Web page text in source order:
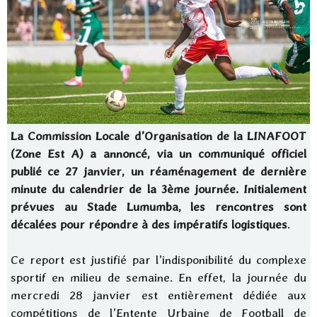
La Commission Locale d’Organisation de la LINAFOOT
(Zone Est A) a annoncé, via un communiqué officiel
publié ce 27 janvier, un réaménagement de dernière
minute du calendrier de la 3ème journée. Initialement
prévues au Stade Lumumba, les rencontres sont
décalées pour répondre à des impératifs logistiques.
Ce report est justifié par l’indisponibilité du complexe
sportif en milieu de semaine. En effet, la journée du
mercredi 28 janvier est entièrement dédiée aux
compétitions de l’Entente Urbaine de Football de